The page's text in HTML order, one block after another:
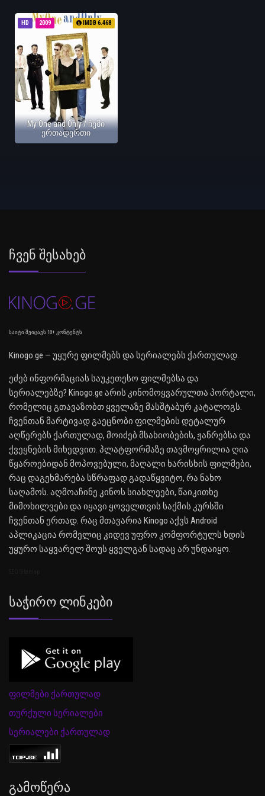
HD 2009 IMDB 6.468
My One and Only / ჩემი
ერთადერთი
Ჩვენ Შესახებ
საიტი შეიცავს 18+ კონტენტს
Kinogo.ge — უყურე ფილმებს და სერიალებს ქართულად.
ეძებ ინფორმაციას საუკეთესო ფილმებსა და
სერიალებზე? Kinogo.ge არის კინომოყვარულთა პორტალი,
რომელიც გთავაზობთ ყველაზე მასშტაბურ კატალოგს.
ჩვენთან მარტივად გაეცნობი ფილმების დეტალურ
აღწერებს ქართულად, მოიძებ მსახიობების, ჟანრებსა და
ქვეყნების მიხედვით. პლატფორმაზე თავმოყრილია ღია
წყაროებიდან მოპოვებული, მაღალი ხარისხის ფილმები,
რაც დაგეხმარება სწრაფად გადაწყვიტო, რა ნახო
საღამოს. აღმოაჩინე კინოს სიახლეები, წაიკითხე
მიმოხილვები და იყავი ყოველთვის საქმის კურსში
ჩვენთან ერთად. რაც მთავარია Kinogo აქვს Android
აპლიკაცია რომელიც კიდევ უფრო კომფორტულს ხდის
უყურო საყვარელ შოუს ყველგან სადაც არ უნდაიყო.
Საჭირო Ლინკები
ფილმები ქართულად
თურქული სერიალები
სერიალები ქართულად
Გამოწერა